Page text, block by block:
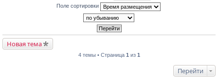
Поле сортировки
Новая тема
4 темы • Страница 1 из 1
Перейти